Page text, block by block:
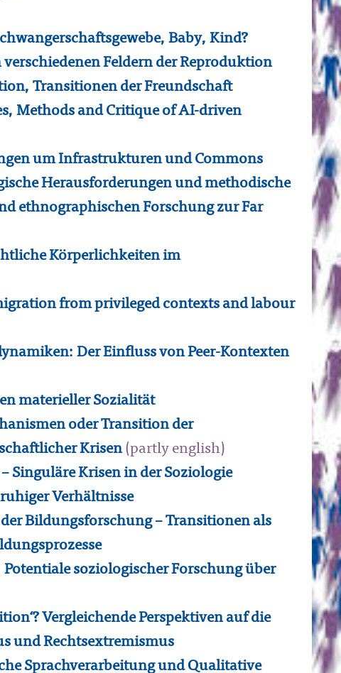
Baby, Kind?
Feldern der Reproduktion
Transitionen der Freundschaft
Methods and Critique of AI-driven
um Infrastrukturen und Commons
Herausforderungen und methodische
ethnographischen Forschung zur Far
Körperlichkeiten im
from privileged contexts and labour
Der Einfluss von Peer-Kontexten
materieller Sozialität
oder Transition der
Krisen(partly english)
Singuläre Krisen in der Soziologie
Verhältnisse
Bildungsforschung – Transitionen als
soziologischer Forschung über
Vergleichende Perspektiven auf die
und Rechtsextremismus
Sprachverarbeitung und Qualitative